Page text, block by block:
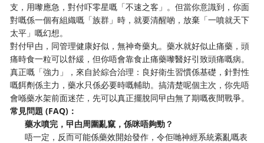
支，用嚟應急，對付吓零星嘅「不速之客」。但當你意識到，你面
對嘅係一個有組織嘅「族群」時，就要清醒啲，放棄「一噴就天下
太平」嘅幻想。
對付曱甴，同管理健康好似，無神奇藥丸。藥水就好似止痛藥，頭
痛時食一粒可以舒緩，但你唔會靠食止痛藥嚟醫好引致頭痛嘅病。
真正嘅「強力」，來自於綜合治理：良好衛生習慣係基礎，針對性
嘅餌劑係主力，藥水只係必要時嘅輔助。搞清楚呢個主次，你先唔
會喺藥水架前面迷茫，先可以真正擺脫同曱甴無了期嘅夜間戰爭。
常見問題 (FAQ)：
藥水噴完，曱甴周圍亂竄，係咪唔夠勁？
唔一定，反而可能係藥效開始發作，令佢哋神經系統紊亂嘅表